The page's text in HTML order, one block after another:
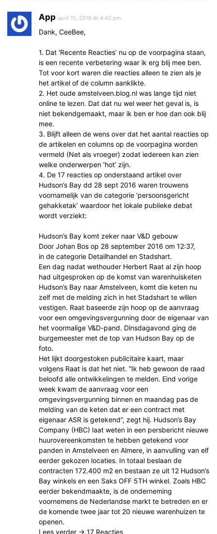
App april 15, 2019 At 4:42 pm
Dank, CeeBee,
1. Dat ‘Recente Reacties’ nu op de voorpagina staan,
is een recente verbetering waar ik erg blij mee ben.
Tot voor kort waren die reacties alleen te zien als je
het artikel of de column aanklikte.
2. Het oude amstelveen.blog.nl was lange tijd niet
online te lezen. Dat dat nu wel weer het geval is, is
niet bekendgemaakt, maar ik ben er hoe dan ook blij
mee.
3. Blijft alleen de wens over dat het aantal reacties op
de artikelen en columns op de voorpagina worden
vermeld (Net als vroeger) zodat iedereen kan zien
welke onderwerpen ‘hot’ zijn.
4. De 17 reacties op onderstaand artikel over
Hudson’s Bay dd 28 sept 2016 waren trouwens
voornamelijk van de categorie ‘persoonsgericht
gehakketak’ waardoor het lokale publieke debat
wordt verziekt:
Hudson’s Bay komt zeker naar V&D gebouw
Door Johan Bos op 28 september 2016 om 12:37,
in de categorie Detailhandel en Stadshart.
Een dag nadat wethouder Herbert Raat al zijn hoop
had uitgesproken op de komst van warenhuisketen
Hudson’s Bay naar Amstelveen, komt die keten nu
zelf met de melding zich in het Stadshart te willen
vestigen. Raat baseerde zijn hoop op de aanvraag
voor een omgevingsvergunning door de eigenaar van
het voormalige V&D-pand. Dinsdagavond ging de
burgemeester met de top van Hudson Bay op de
foto.
Het lijkt doorgestoken publicitaire kaart, maar
volgens Raat is dat het niet. “Ik heb gewoon de raad
beloofd alle ontwikkelingen te melden. Eind vorige
week kwam de aanvraag voor een
omgevingsvergunning binnen en maandag pas de
melding van de keten dat er een contract met
eigenaar ASR is getekend”, zegt hij. Hudson’s Bay
Company (HBC) laat weten in een persbericht nieuwe
huurovereenkomsten te hebben getekend voor
panden in Amstelveen en Almere, in aanvulling van elf
eerder gekozen locaties. In totaal beslaan de
contracten 172.400 m2 en bestaan ze uit 12 Hudson’s
Bay winkels en een Saks OFF 5TH winkel. Zoals HBC
eerder bekendmaakte, is de onderneming
voornemens de Nederlandse markt te betreden en er
de komende twee jaar tot 20 nieuwe warenhuizen te
openen.
Lees verder → 17 Reacties